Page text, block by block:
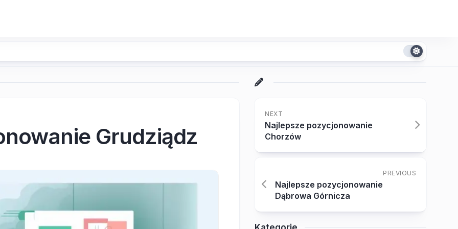
Grudziądz
NEXT
Najlepsze pozycjonowanie
Chorzów
PREVIOUS
Najlepsze pozycjonowanie
Dąbrowa Górnicza